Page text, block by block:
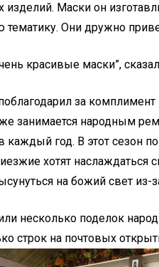
изделий. Маски он
тематику. Они дружно
красивые маски”,
за комплимент
занимается народным
каждый год. В этот сезон
хотят наслаждаться
на божий свет
несколько поделок
строк на почтовых